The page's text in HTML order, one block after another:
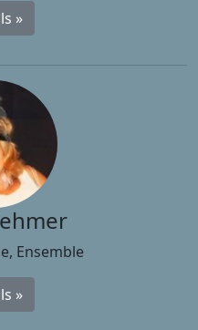
»
Ensemble
»